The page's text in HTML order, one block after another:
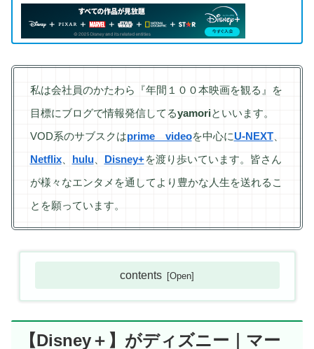
私は会社員のかたわら『年間１００本映画を観る』を
目標にブログで情報発信してるyamoriといいます。
VOD系のサブスクはprime videoを中心にU-NEXT、
Netflix、 hulu、 Disney+ を渡り歩いています。皆さん
が様々なエンタメを通してより豊かな人生を送れるこ
とを願っています。
contents
【Disney＋】がディズニー｜マー